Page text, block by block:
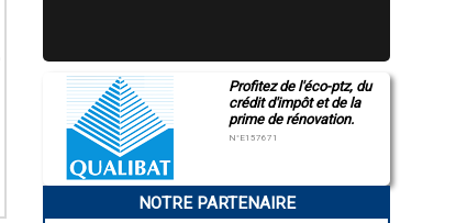
Profitez de l'éco-ptz, du
crédit d'impôt et de la
prime de rénovation.
N°E157671
NOTRE PARTENAIRE